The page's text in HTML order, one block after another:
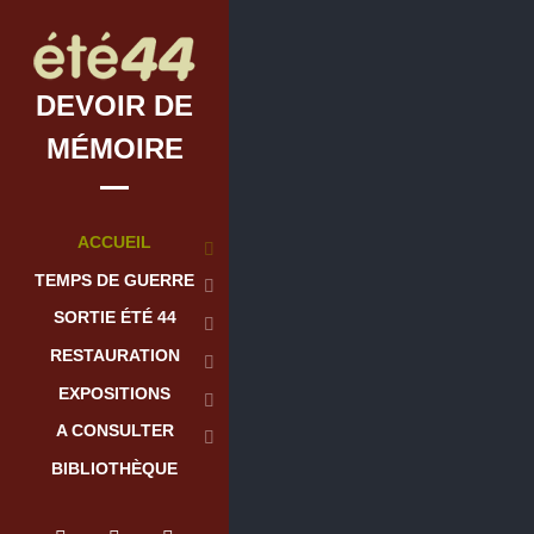
DEVOIR DE
MÉMOIRE
ACCUEIL
TEMPS DE GUERRE
SORTIE ÉTÉ 44
RESTAURATION
EXPOSITIONS
A CONSULTER
BIBLIOTHÈQUE